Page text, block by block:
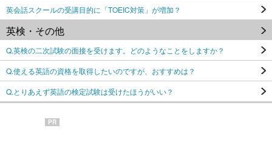
英会話スクールの受講目的に「TOEIC対策」が増加？
英検・その他
Q.英検の二次試験の面接を受けます。どのようなことをしますか？
Q.使える英語の資格を取得したいのですが、おすすめは？
Q.とりあえず英語の検定試験は受けたほうがいい？
PR